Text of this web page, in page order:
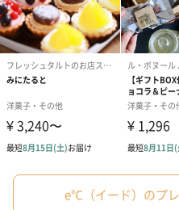
標準（0円） 誕生
e℃（イード）のプ